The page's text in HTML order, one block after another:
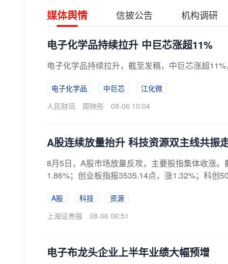
媒体舆情 信披公告 机构调研
​电子化学品持续拉升 中巨芯涨超11%
电子化学品持续拉升，截至发稿，中巨芯涨超
电子化学品 中巨芯
江化微
人民财讯
周映彤 08-06 10:04
A股连续放量抬升 科技资源双主线共振
8月5日，A股市场放量反攻，主要股指集体收涨
1.86%；创业板指报3535.14点，涨1.32%；科创
A股 科技
资源
上海证券报
08-06 06:51
电子布龙头企业上半年业绩大幅预增